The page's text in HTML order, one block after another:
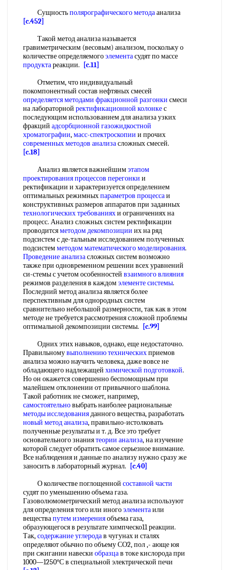
Сущностьполярографического методаанализа
[c.452]
Такой метод анализа называется
гравиметрическим (весовым) анализом, поскольку о
количестве определяемогоэлементасудят по массе
продуктареакции.
[c.11]
Отметим, что индивидуальный
покомпонентный состав нефтяных смесей
определяется методами фракционной разгонки смеси
на лабораторной ректификационной колонкес
последующим использованием для анализа узких
фракций адсорбционной газожидкостной
хроматографии,масс-спектроскопии и прочих
современных методов анализасложных смесей.
[c.18]
Анализ является важнейшимэтапом
проектированияпроцессов перегонки и
ректификации и характеризуется определением
оптимальных режимныхпараметров процессаи
конструктивных размеров аппаратов при заданных
технологических требованияхи ограничениях на
процесс. Анализ сложных систем ректификации
проводитсяметодом декомпозиции их на ряд
подсистем с де-тальным исследованием полученных
подсистемметодом математического моделирования.
Проведение анализасложных систем возможно
также при одновременном решении всех уравнений
си-стемы с учетом особенностей взаимного влияния
режимов разделения в каждомэлементе системы.
Последний метод анализа является более
перспективным для однородных систем
сравнительно небольшой размерности, так как в этом
методе не требуется рассмотрения сложной проблемы
оптимальной декомпозиции системы.
[c.99]
Одних этих навыков, однако, еще недостаточно.
Правильномувыполнению техническихприемов
анализа можно научить человека, даже вовсе не
обладающего надлежащей химической подготовкой.
Но он окажется совершенно беспомощным при
малейшем отклонении от привычного шаблона.
Такой работник не сможет, например,
самостоятельновыбрать наиболее рациональные
методы исследованияданного вещества, разработать
новый метод анализа, правильно-истолковать
полученные результаты и т. д. Все это требует
основательного знаниятеории анализа, на изучение
которой следует обратить самое серьезное внимание.
Все наблюдения и данные по анализу нужно сразу же
заносить в лабораторный журнал.
[c.40]
О количестве поглощенной составной части
судят по уменьшению объема газа.
Газоволюмометрический метод анализа используют
для определения того или иногоэлементаили
веществапутем измеренияобъема газа,
образующегося в результате химпческо11 реакции.
Так,содержание углеродав чугунах и сталях
определяют обычно по объему СО2, пол ,- ающе юя
при сжигании навески образцав токе кислорода при
1000—1250°С в специальной электрической печи